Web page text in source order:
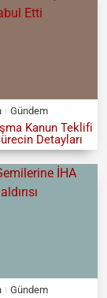
Gündem
Kanun Teklifi
Detayları
Gündem